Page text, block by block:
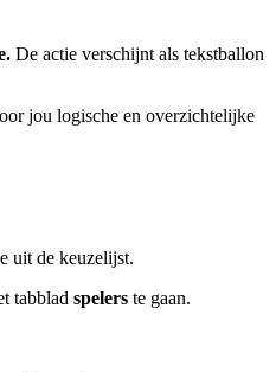
De actie verschijnt als tekstballon
jou logische en overzichtelijke
uit de keuzelijst.
tabblad spelers te gaan.